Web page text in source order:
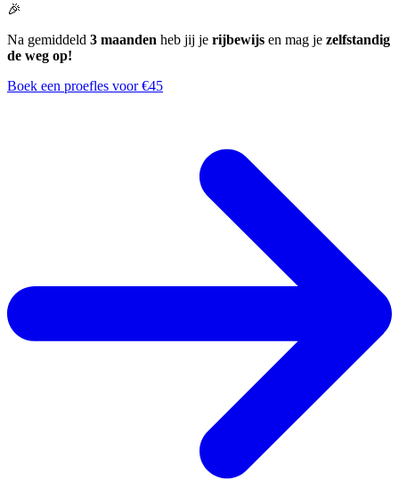
🎉
Na gemiddeld 3 maanden heb jij je rijbewijs en mag je zelfstandig
de weg op!
Boek een proefles voor €45